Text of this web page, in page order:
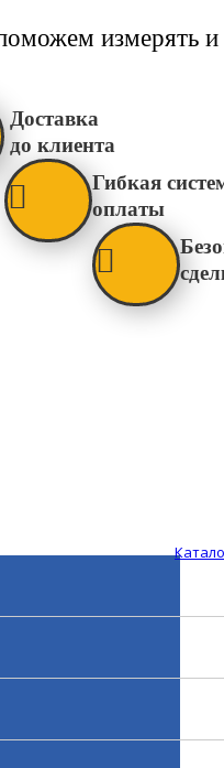
измерять и
Доставка
до клиента
Гибкая
оплаты